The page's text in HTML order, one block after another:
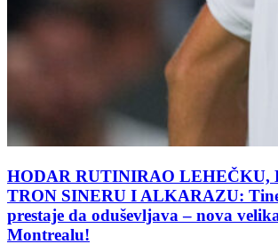
HODAR RUTINIRAO LEHEČKU,
TRON SINERU I ALKARAZU:
prestaje da oduševljava – nova
Montrealu!